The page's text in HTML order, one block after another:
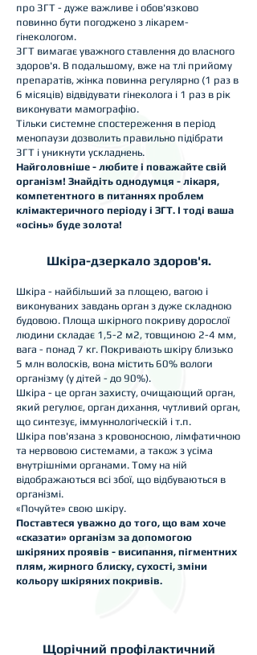
про ЗГТ - дуже важливе і обов'язково
повинно бути погоджено з лікарем-
гінекологом.
ЗГТ вимагає уважного ставлення до власного
здоров'я. В подальшому, вже на тлі прийому
препаратів, жінка повинна регулярно (1 раз в
6 місяців) відвідувати гінеколога і 1 раз в рік
виконувати мамографію.
Тільки системне спостереження в період
менопаузи дозволить правильно підібрати
ЗГТ і уникнути ускладнень.
Найголовніше - любите і поважайте свій
організм! Знайдіть однодумця - лікаря,
компетентного в питаннях проблем
клімактеричного періоду і ЗГТ. І тоді ваша
«осінь» буде золота!
Шкіра-дзеркало здоров'я.
Шкіра - найбільший за площею, вагою і
виконуваних завдань орган з дуже складною
будовою. Площа шкірного покриву дорослої
людини складає 1,5-2 м2, товщиною 2-4 мм,
вага - понад 7 кг. Покривають шкіру близько
5 млн волосків, вона містить 60% вологи
організму (у дітей - до 90%).
Шкіра - це орган захисту, очищающий орган,
який регулює, орган дихання, чутливий орган,
що синтезує, іммуннологіческій і т.п.
Шкіра пов'язана з кровоносною, лімфатичною
та нервовою системами, а також з усіма
внутрішніми органами. Тому на ній
відображаються всі збої, що відбуваються в
організмі.
«Почуйте» свою шкіру.
Поставтеся уважно до того, що вам хоче
«сказати» організм за допомогою
шкіряних проявів - висипання, пігментних
плям, жирного блиску, сухості, зміни
кольору шкіряних покривів.
Щорічний профілактичний